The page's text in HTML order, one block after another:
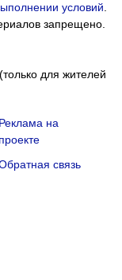
условий.
запрещено.
(только для жителей
Реклама на
проекте
связь